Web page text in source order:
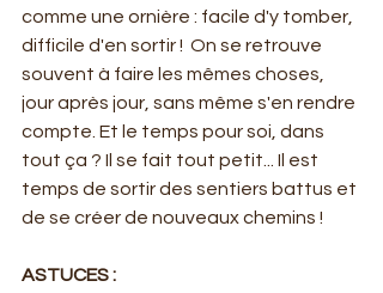
comme une ornière : facile d'y tomber,
difficile d'en sortir ! ️ On se retrouve
souvent à faire les mêmes choses,
jour après jour, sans même s'en rendre
compte. Et le temps pour soi, dans
tout ça ? Il se fait tout petit... Il est
temps de sortir des sentiers battus et
de se créer de nouveaux chemins !
ASTUCES :